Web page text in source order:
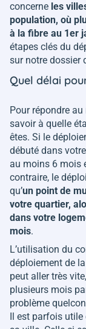
concerne les
population, où
à la fibre au 1er
étapes clés du
sur notre dossier
Quel délai
Pour répondre
savoir à quelle
êtes. Si le
débuté dans
au moins 6 mois
contraire, le
qu’un point de
votre quartier,
dans votre
mois.
L’utilisation du
déploiement de la
peut aller très
plusieurs mois
problème
Il est parfois